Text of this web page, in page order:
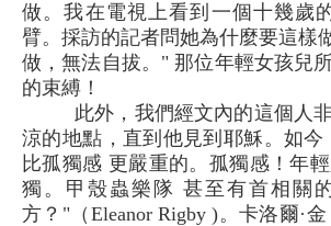
做。我在電視上看到一個十幾歲
臂。採訪的記者問她為什麼要這樣
做，無法自拔。" 那位年輕女孩兒
的束縛！
此外，我們經文內的這個人
涼的地點，直到他見到耶穌。如
比孤獨感 更嚴重的。孤獨感！年
獨。甲殼蟲樂隊 甚至有首相關
方？"（Eleanor Rigby )。卡洛爾·